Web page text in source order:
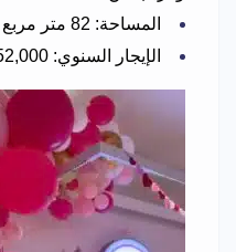
المساحة: 82 متر مربع
الإيجار السنوي: 52,000 ريال